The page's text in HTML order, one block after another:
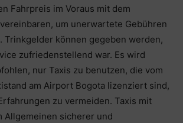
Fahrpreis im Voraus mit dem
um unerwartete Gebühren
Trinkgelder können gegeben werden,
zufriedenstellend war. Es wird
nur Taxis zu benutzen, die vom
am Airport Bogota lizenziert sind,
zu vermeiden. Taxis mit
Allgemeinen sicherer und